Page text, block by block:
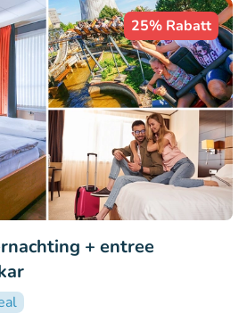
25% Rabatt
+ entree